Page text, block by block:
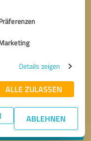
Details zeigen
ALLE ZULASSEN
ABLEHNEN